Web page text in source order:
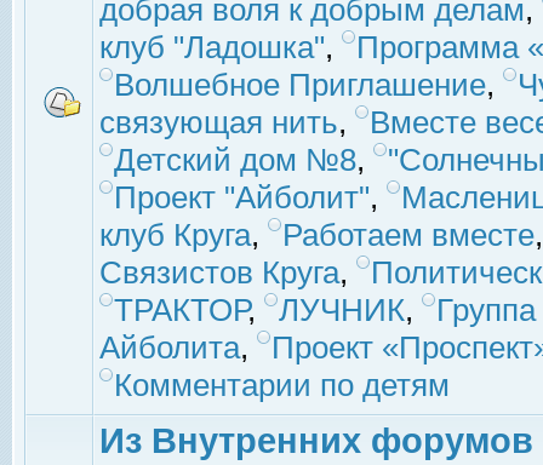
добрая воля к добрым делам,
клуб "Ладошка",
Программа
Волшебное Приглашение,
связующая нить,
Вместе
Детский дом №8,
Проект "Айболит",
клуб Круга, Работаем вместе
Связистов Круга,
ТРАКТОР, ЛУЧНИК,
Айболита,
Проект
Комментарии по детям
Из Внутренних форумов